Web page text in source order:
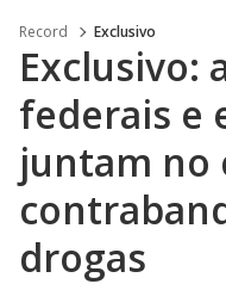
Record Exclusivo
Exclusivo:
federais e
juntam no
drogas